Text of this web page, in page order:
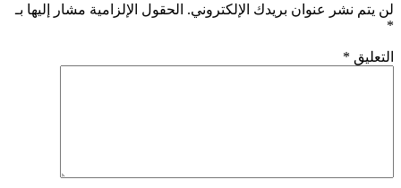
لن يتم نشر عنوان بريدك الإلكتروني. الحقول الإلزامية مشار إليها بـ
*
التعليق *